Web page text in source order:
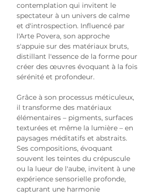
contemplation qui invitent le
spectateur à un univers de calme
et d'introspection. Influencé par
l'Arte Povera, son approche
s'appuie sur des matériaux bruts,
distillant l'essence de la forme pour
créer des œuvres évoquant à la fois
sérénité et profondeur.
Grâce à son processus méticuleux,
il transforme des matériaux
élémentaires – pigments, surfaces
texturées et même la lumière – en
paysages méditatifs et abstraits.
Ses compositions, évoquant
souvent les teintes du crépuscule
ou la lueur de l'aube, invitent à une
expérience sensorielle profonde,
capturant une harmonie